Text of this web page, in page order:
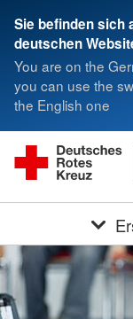
Sie befinden sich
deutschen
You are on the
you can use the
the English one